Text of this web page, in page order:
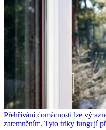
Přehřívání domácnosti lze
zatemněním. Tyto triky fungují